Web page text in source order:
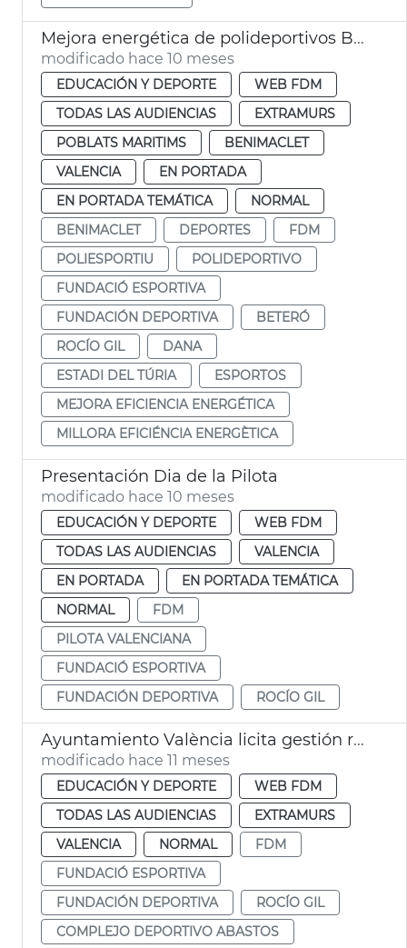
Mejora energética de polideportivos Beteró, Estadi del Turia y Benimaclet
modificado hace 10 meses
EDUCACIÓN Y DEPORTE
WEB FDM
TODAS LAS AUDIENCIAS
EXTRAMURS
POBLATS MARITIMS
BENIMACLET
VALENCIA
EN PORTADA
EN PORTADA TEMÁTICA
NORMAL
BENIMACLET
DEPORTES
FDM
POLIESPORTIU
POLIDEPORTIVO
FUNDACIÓ ESPORTIVA
FUNDACIÓN DEPORTIVA
BETERÓ
ROCÍO GIL
DANA
ESTADI DEL TÚRIA
ESPORTOS
MEJORA EFICIENCIA ENERGÉTICA
MILLORA EFICIÉNCIA ENERGÈTICA
Presentación Dia de la Pilota
modificado hace 10 meses
EDUCACIÓN Y DEPORTE
WEB FDM
TODAS LAS AUDIENCIAS
VALENCIA
EN PORTADA
EN PORTADA TEMÁTICA
NORMAL
FDM
PILOTA VALENCIANA
FUNDACIÓ ESPORTIVA
FUNDACIÓN DEPORTIVA
ROCÍO GIL
Ayuntamiento València licita gestión rehabilitación complejo deportivo Abastos
modificado hace 11 meses
EDUCACIÓN Y DEPORTE
WEB FDM
TODAS LAS AUDIENCIAS
EXTRAMURS
VALENCIA
NORMAL
FDM
FUNDACIÓ ESPORTIVA
FUNDACIÓN DEPORTIVA
ROCÍO GIL
COMPLEJO DEPORTIVO ABASTOS